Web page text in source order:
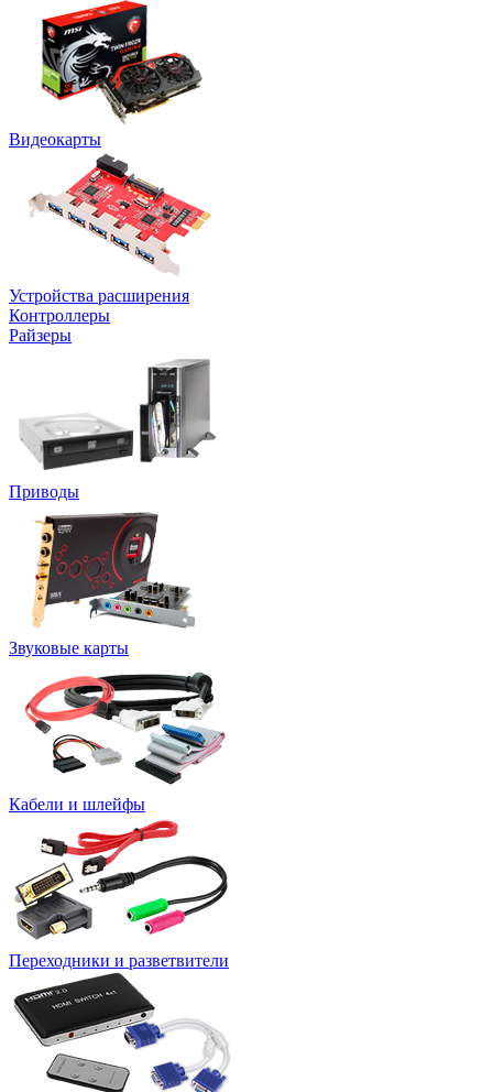
Видеокарты
Устройства расширения
Контроллеры
Райзеры
Приводы
Звуковые карты
Кабели и шлейфы
Переходники и разветвители